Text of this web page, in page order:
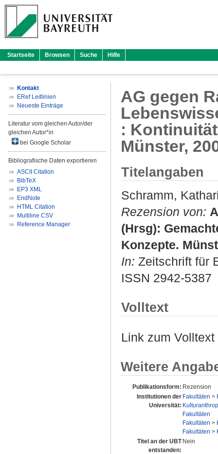
Startseite Browsen Suche Hilfe
Kontakt
ERef Leitlinien
Neueste Einträge
Literatur vom gleichen Autor/der
gleichen Autor*in
bei Google Scholar
Bibliografische Daten exportieren
ASCII Citation
BibTeX
EP3 XML
EndNote
HTML Citation
Multiline CSV
Reference Manager
AG gegen
:
Münster,
Titelangaben
Schramm,
Rezension von:
(Hrsg):
Konzepte.
In: Zeitschrift für
ISSN 2942-5387
Volltext
Link zum
Weitere
Publikationsform: Rezension
Institutionen der
Universität:
Fakultäten >
Fakultäten
Fakultäten >
Fakultäten >
Titel an der UBT
entstanden:
Nein